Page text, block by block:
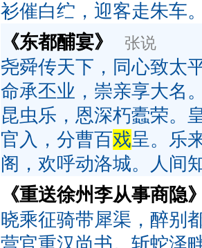
衫催白纻，迎客走朱车
《东都酺宴》
张说
尧舜传天下，同心致太
命承丕业，崇亲享大名
昆虫乐，恩深朽蠹荣。
官入，分曹百戏呈。乐
阁，欢呼动洛城。人间
《重送徐州李从事商隐
晓乘征骑带犀渠，醉别
营官重汉尚书。斩蛇泽